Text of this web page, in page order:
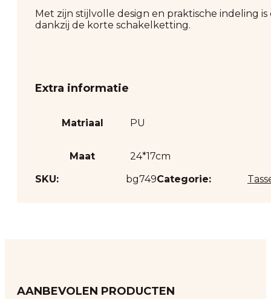
Met zijn stijlvolle design en praktische indeling
dankzij de korte schakelketting.
Extra informatie
Matriaal PU
Maat
24*17cm
SKU:
bg749Categorie:
AANBEVOLEN PRODUCTEN